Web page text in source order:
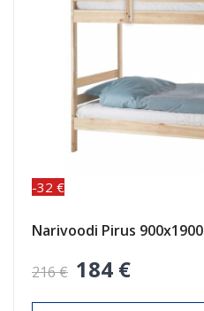
-32 €
Narivoodi Pirus 900x1900
216 € 184 €